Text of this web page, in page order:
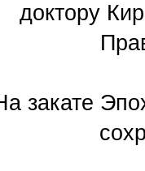
доктору
закате